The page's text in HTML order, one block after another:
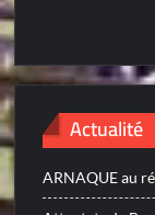
Actualité
ARNAQUE au